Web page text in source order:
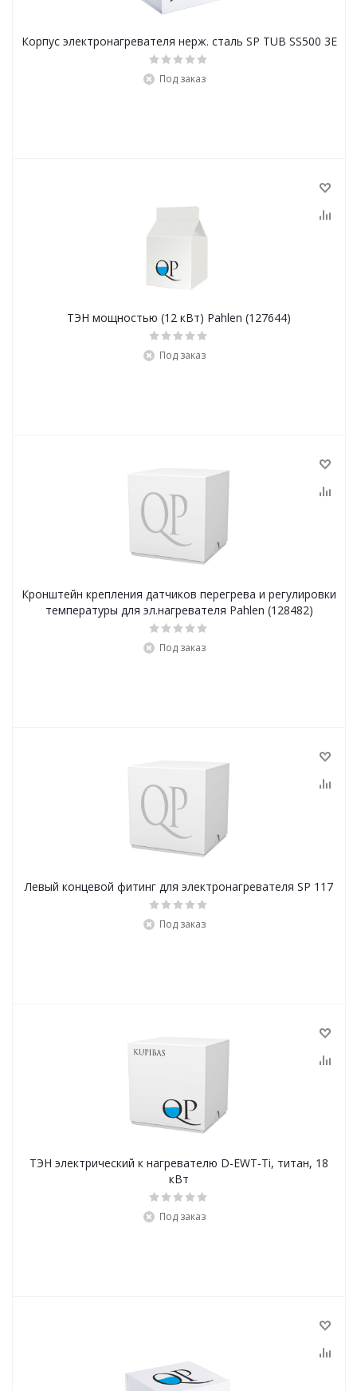
Корпус электронагревателя нерж. сталь SP TUB SS500 3E
Под заказ
ТЭН мощностью (12 кВт) Pahlen (127644)
Под заказ
Кронштейн крепления датчиков перегрева и регулировки
температуры для эл.нагревателя Pahlen (128482)
Под заказ
Левый концевой фитинг для электронагревателя SP 117
Под заказ
ТЭН электрический к нагревателю D-EWT-Ti, титан, 18
кВт
Под заказ